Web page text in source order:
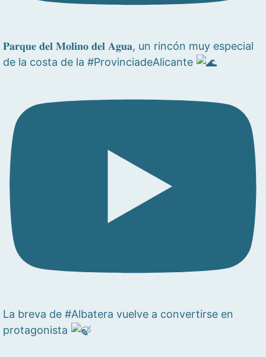
𝐏𝐚𝐫𝐪𝐮𝐞 𝐝𝐞𝐥 𝐌𝐨𝐥𝐢𝐧𝐨 𝐝𝐞𝐥 𝐀𝐠𝐮𝐚, un rincón muy especial
de la costa de la #ProvinciadeAlicante
La breva de #Albatera vuelve a convertirse en
protagonista